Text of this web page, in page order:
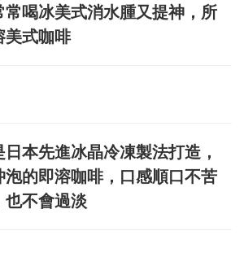
常喝冰美式消水腫又提神，所
美式咖啡
本先進冰晶冷凍製法打造，
泡的即溶咖啡，口感順口不苦
也不會過淡